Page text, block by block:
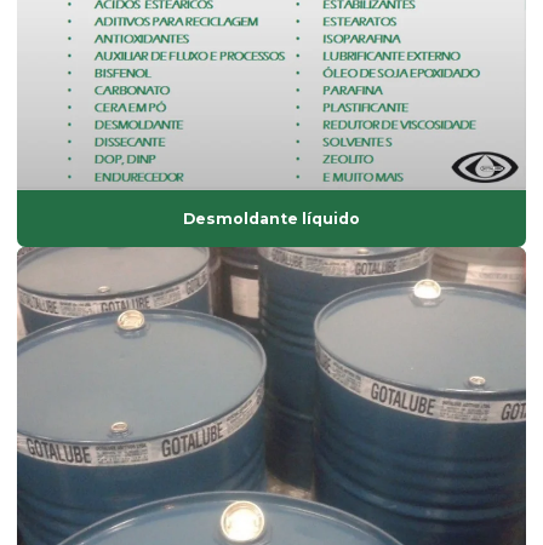
Empresa de composto de pvc
Empresa de fabricação de aditivos de uso industrial
Endurecedor líquido
Estabilizante bário
Estabilizante líquido
Estabilizante sólido
Estabilizante térmico para pvc
Estearato de magnésio
Estearato de magnésio preço
Estearato de sódio
Desmoldante líquido